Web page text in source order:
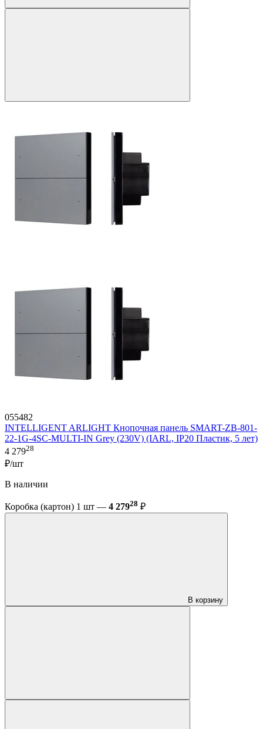
055482
INTELLIGENT ARLIGHT Кнопочная панель SMART-ZB-801-
22-1G-4SC-MULTI-IN Grey (230V) (IARL, IP20 Пластик, 5 лет)
4 27928
₽/шт
В наличии
Коробка (картон) 1 шт — 4 27928 ₽
В корзину